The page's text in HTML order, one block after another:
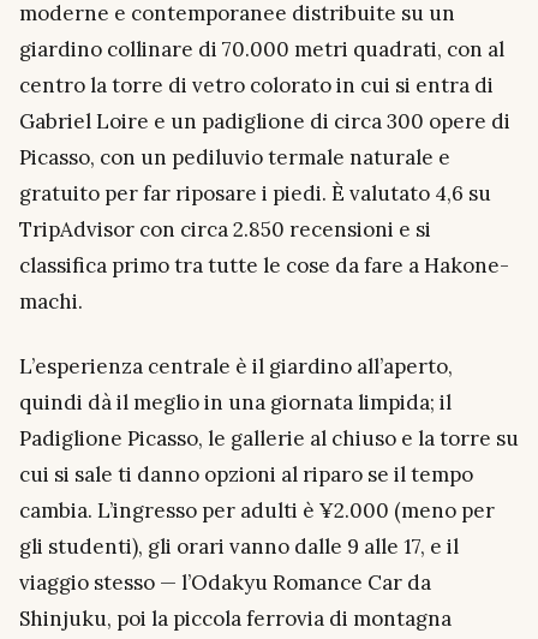
moderne e contemporanee distribuite su un
giardino collinare di 70.000 metri quadrati, con al
centro la torre di vetro colorato in cui si entra di
Gabriel Loire e un padiglione di circa 300 opere di
Picasso, con un pediluvio termale naturale e
gratuito per far riposare i piedi. È valutato 4,6 su
TripAdvisor con circa 2.850 recensioni e si
classifica primo tra tutte le cose da fare a Hakone-
machi.
L’esperienza centrale è il giardino all’aperto,
quindi dà il meglio in una giornata limpida; il
Padiglione Picasso, le gallerie al chiuso e la torre su
cui si sale ti danno opzioni al riparo se il tempo
cambia. L’ingresso per adulti è ¥2.000 (meno per
gli studenti), gli orari vanno dalle 9 alle 17, e il
viaggio stesso — l’Odakyu Romance Car da
Shinjuku, poi la piccola ferrovia di montagna